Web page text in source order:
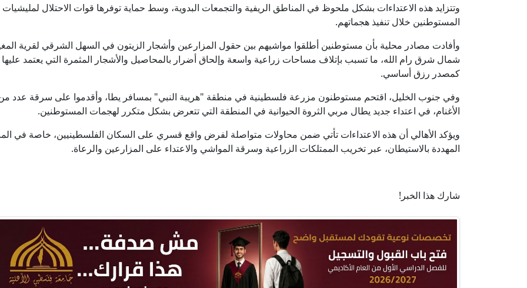
وتتزايد هذه الاعتداءات بشكل ملحوظ في المناطق الريفية والتجمعات البدوية، وسط حماية توفرها قوات الاحتلال لمليشيات
المستوطنين خلال تنفيذ هجماتهم.
وأفادت مصادر محلية بأن مستوطنين أطلقوا مواشيهم بين حقول المزارعين وأشجار الزيتون في السهل الشرقي لقرية
شمال شرق رام الله، ما تسبب بإتلاف مساحات زراعية واسعة وإلحاق أضرار بالمحاصيل والأشجار المثمرة التي يعتمد عليها
كمصدر رزق أساسي.
وفي جنوب الخليل، اقتحم مستوطنون مزرعة فلسطينية في منطقة "هريبة النبي" بمسافر يطا، وأقدموا على سرقة عدد
الأغنام، في اعتداء جديد يطال مربي الثروة الحيوانية في المنطقة التي تتعرض بشكل متكرر لهجمات المستوطنين.
ويؤكد الأهالي أن هذه الاعتداءات تأتي ضمن محاولات متواصلة لفرض واقع قسري على السكان الفلسطينيين، خاصة في
المهددة بالاستيطان، عبر تخريب الممتلكات الزراعية وسرقة المواشي والاعتداء على المزارعين والرعاة.
شارك هذا الخبر!